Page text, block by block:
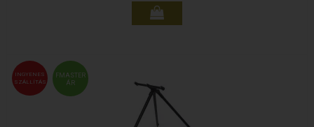
FMASTER
ÁR
INGYENES
SZÁLLÍTÁS